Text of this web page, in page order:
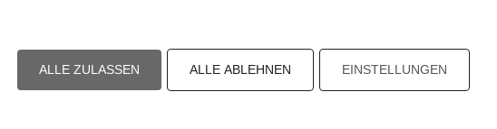
ALLE ZULASSEN ALLE ABLEHNEN EINSTELLUNGEN